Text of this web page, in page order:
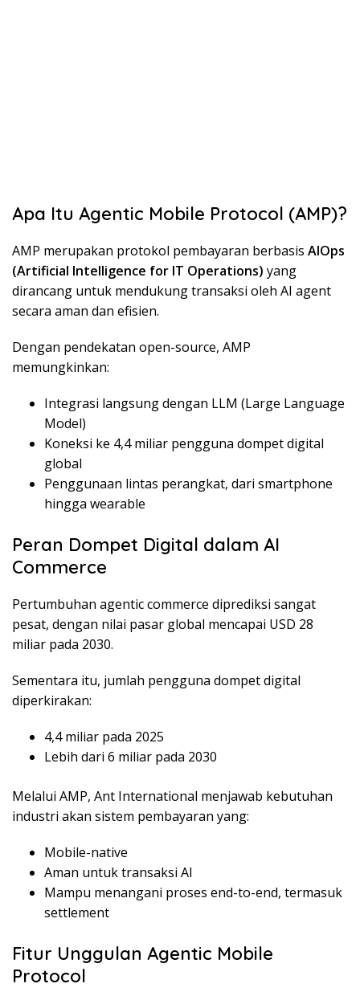
Apa Itu Agentic Mobile Protocol (AMP)?
AMP merupakan protokol pembayaran berbasis AIOps
(Artificial Intelligence for IT Operations) yang
dirancang untuk mendukung transaksi oleh AI agent
secara aman dan efisien.
Dengan pendekatan open-source, AMP
memungkinkan:
Integrasi langsung dengan LLM (Large Language
Model)
Koneksi ke 4,4 miliar pengguna dompet digital
global
Penggunaan lintas perangkat, dari smartphone
hingga wearable
Peran Dompet Digital dalam AI
Commerce
Pertumbuhan agentic commerce diprediksi sangat
pesat, dengan nilai pasar global mencapai USD 28
miliar pada 2030.
Sementara itu, jumlah pengguna dompet digital
diperkirakan:
4,4 miliar pada 2025
Lebih dari 6 miliar pada 2030
Melalui AMP, Ant International menjawab kebutuhan
industri akan sistem pembayaran yang:
Mobile-native
Aman untuk transaksi AI
Mampu menangani proses end-to-end, termasuk
settlement
Fitur Unggulan Agentic Mobile
Protocol